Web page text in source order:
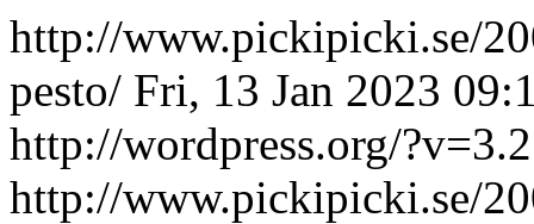
http://www.pickipicki.se/
pesto/ Fri, 13 Jan 2023
http://wordpress.org/
http://www.pickipicki.se/